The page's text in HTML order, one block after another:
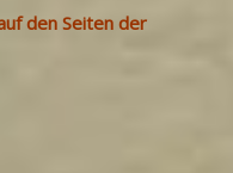
den Seiten der